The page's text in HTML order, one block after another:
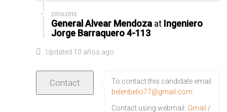
2010-2015
General Alvear Mendoza at Ingeniero
Jorge Barraquero 4-113
Updated 10 años ago
To contact this candidate email
belenbello77@gmail.com
Contact using webmail: Gmail /